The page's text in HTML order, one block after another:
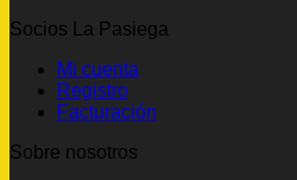
Socios La Pasiega
Mi cuenta
Registro
Facturación
Sobre nosotros